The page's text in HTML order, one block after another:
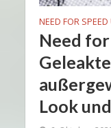
NEED FOR
Need
Look